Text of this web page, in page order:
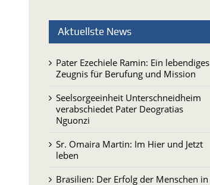
Aktuellste News
Pater Ezechiele Ramin: Ein lebendiges
Zeugnis für Berufung und Mission
Seelsorgeeinheit Unterschneidheim
verabschiedet Pater Deogratias
Nguonzi
Sr. Omaira Martin: Im Hier und Jetzt
leben
Brasilien: Der Erfolg der Menschen in